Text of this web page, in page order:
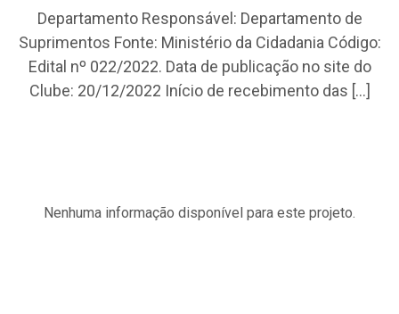
Departamento Responsável: Departamento de
Suprimentos Fonte: Ministério da Cidadania Código:
Edital nº 022/2022. Data de publicação no site do
Clube: 20/12/2022 Início de recebimento das […]
Nenhuma informação disponível para este projeto.